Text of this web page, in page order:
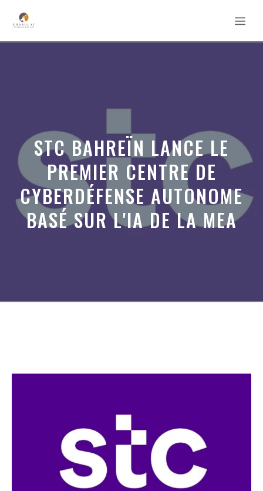
contenu
STC BAHREÏN LANCE LE
PREMIER CENTRE DE
CYBERDÉFENSE AUTONOME
BASÉ SUR L'IA DE LA MEA